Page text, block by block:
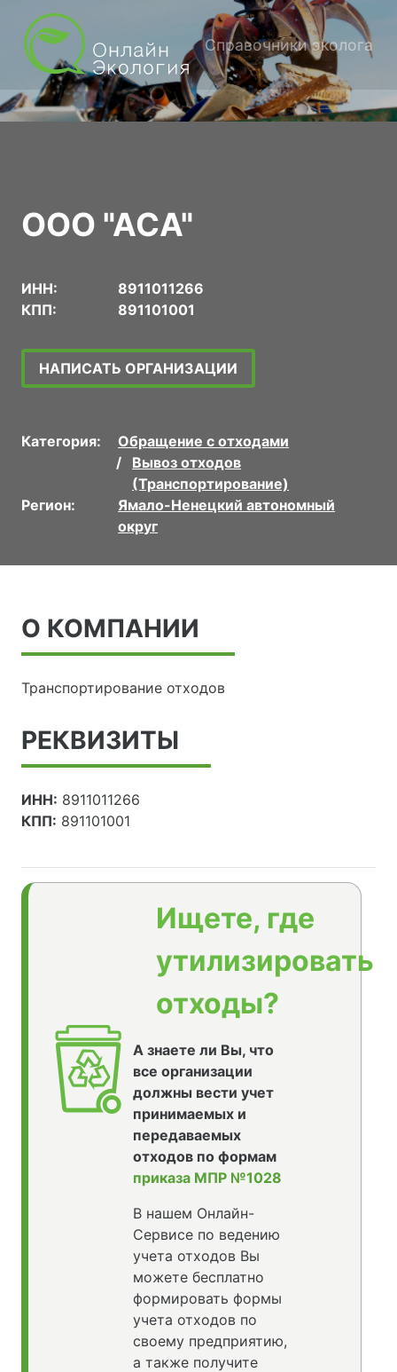
Справочники эколога
ООО "АСА"
ИНН:
8911011266
КПП:
891101001
НАПИСАТЬ ОРГАНИЗАЦИИ
Категория:
Обращение с отходами
Вывоз отходов
(Транспортирование)
Регион:
Ямало-Ненецкий автономный
округ
О КОМПАНИИ
Транспортирование отходов
РЕКВИЗИТЫ
ИНН: 8911011266
КПП: 891101001
Ищете, где
утилизировать
отходы?
А знаете ли Вы, что
все организации
должны вести учет
принимаемых и
передаваемых
отходов по формам
приказа МПР №1028
В нашем Онлайн-
Сервисе по ведению
учета отходов Вы
можете бесплатно
формировать формы
учета отходов по
своему предприятию,
а также получите